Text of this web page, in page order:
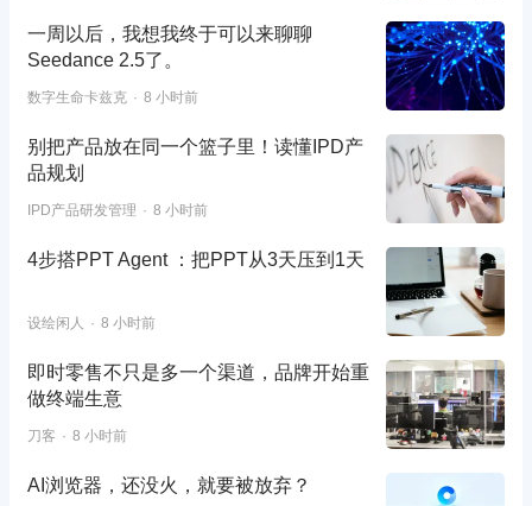
一周以后，我想我终于可以来聊聊
Seedance 2.5了。
数字生命卡兹克 8 小时前
别把产品放在同一个篮子里！读懂IPD产
品规划
IPD产品研发管理 8 小时前
4步搭PPT Agent ：把PPT从3天压到1天
设绘闲人 8 小时前
即时零售不只是多一个渠道，品牌开始重
做终端生意
刀客 8 小时前
AI浏览器，还没火，就要被放弃？